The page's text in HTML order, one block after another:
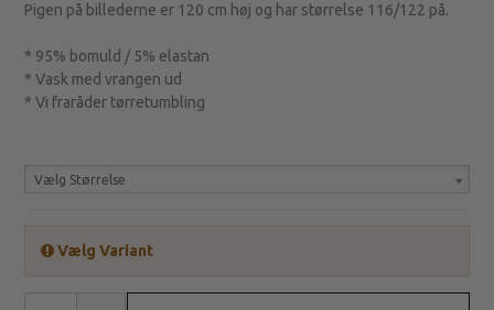
Pigen på billederne er 120 cm høj og har størrelse 116/122 på.
* 95% bomuld / 5% elastan
* Vask med vrangen ud
* Vi fraråder tørretumbling
Vælg Størrelse
Vælg Variant